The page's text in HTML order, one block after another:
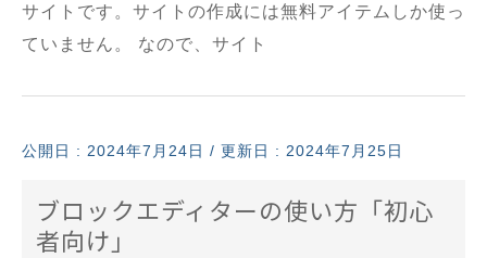
サイトです。サイトの作成には無料アイテムしか使っ
ていません。 なので、サイト
公開日 : 2024年7月24日 / 更新日 : 2024年7月25日
ブロックエディターの使い方「初心
者向け」